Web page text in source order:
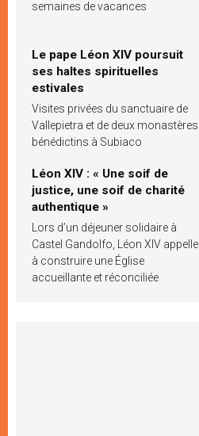
semaines de vacances
Le pape Léon XIV poursuit
ses haltes spirituelles
estivales
Visites privées du sanctuaire de
Vallepietra et de deux monastères
bénédictins à Subiaco
Léon XIV : « Une soif de
justice, une soif de charité
authentique »
Lors d’un déjeuner solidaire à
Castel Gandolfo, Léon XIV appelle
à construire une Église
accueillante et réconciliée